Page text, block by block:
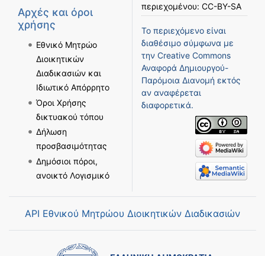
Αρχές και όροι
χρήσης
Εθνικό Μητρώο
Διοικητικών
Διαδικασιών και
Ιδιωτικό Απόρρητο
Όροι Χρήσης
δικτυακού τόπου
Δήλωση
προσβασιμότητας
Δημόσιοι πόροι,
ανοικτό Λογισμικό
περιεχομένου: CC-BY-SA
Το περιεχόμενο είναι
διαθέσιμο σύμφωνα με
την Creative Commons
Αναφορά Δημιουργού-
Παρόμοια Διανομή εκτός
αν αναφέρεται
διαφορετικά.
API Εθνικού Μητρώου Διοικητικών Διαδικασιών